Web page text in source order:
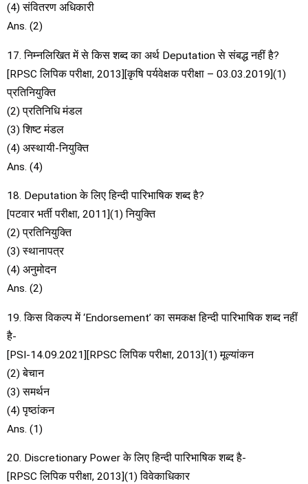
(4) संवितरण अधिकारी
Ans. (2)
17. निम्नलिखित में से किस शब्द का अर्थ Deputation से संबद्ध नहीं है?
[RPSC लिपिक परीक्षा, 2013][कृषि पर्यवेक्षक परीक्षा – 03.03.2019](1)
प्रतिनियुक्ति
(2) प्रतिनिधि मंडल
(3) शिष्ट मंडल
(4) अस्थायी-नियुक्ति
Ans. (4)
18. Deputation के लिए हिन्दी पारिभाषिक शब्द है?
[पटवार भर्ती परीक्षा, 2011](1) नियुक्ति
(2) प्रतिनियुक्ति
(3) स्थानापत्र
(4) अनुमोदन
Ans. (2)
19. किस विकल्प में ‘Endorsement’ का समकक्ष हिन्दी पारिभाषिक शब्द नहीं
है-
[PSI-14.09.2021][RPSC लिपिक परीक्षा, 2013](1) मूल्यांकन
(2) बेचान
(3) समर्थन
(4) पृष्ठांकन
Ans. (1)
20. Discretionary Power के लिए हिन्दी पारिभाषिक शब्द है-
[RPSC लिपिक परीक्षा, 2013](1) विवेकाधिकार